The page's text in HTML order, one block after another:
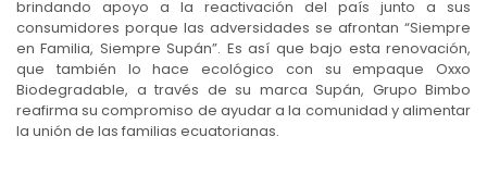
brindando apoyo a la reactivación del país junto a sus
consumidores porque las adversidades se afrontan “Siempre
en Familia, Siempre Supán”. Es así que bajo esta renovación,
que también lo hace ecológico con su empaque Oxxo
Biodegradable, a través de su marca Supán, Grupo Bimbo
reafirma su compromiso de ayudar a la comunidad y alimentar
la unión de las familias ecuatorianas.